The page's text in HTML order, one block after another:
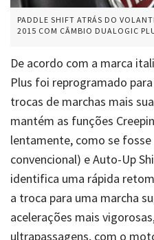
PADDLE SHIFT ATRÁS DO
2015 COM CÂMBIO DUALOGIC
De acordo com a marca
Plus foi reprogramado
trocas de marchas mais
mantém as funções
lentamente, como se
convencional) e Auto-Up
identifica uma rápida
a troca para uma marcha
acelerações mais
ultrapassagens, com o